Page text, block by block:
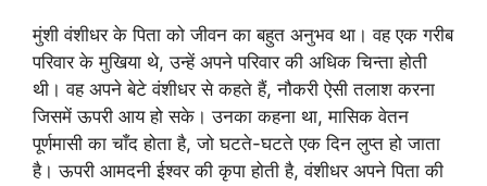
मुंशी वंशीधर के पिता को जीवन का बहुत अनुभव था। वह एक गरीब
परिवार के मुखिया थे, उन्हें अपने परिवार की अधिक चिन्ता होती
थी। वह अपने बेटे वंशीधर से कहते हैं, नौकरी ऐसी तलाश करना
जिसमें ऊपरी आय हो सके। उनका कहना था, मासिक वेतन
पूर्णमासी का चाँद होता है, जो घटते-घटते एक दिन लुप्त हो जाता
है। ऊपरी आमदनी ईश्वर की कृपा होती है, वंशीधर अपने पिता की